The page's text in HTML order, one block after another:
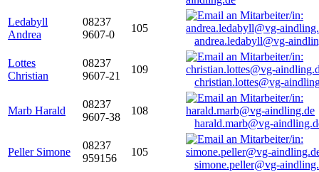
Ledabyll
Andrea
08237
9607-0
105
andrea.ledabyll@vg-
Lottes
Christian
08237
9607-21
109
christian.lottes@vg-
Marb Harald
08237
9607-38
108
harald.marb@vg-
Peller Simone
08237
959156
105
simone.peller@vg-